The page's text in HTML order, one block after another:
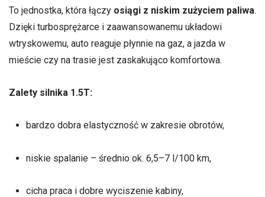
To jednostka, która łączy osiągi z niskim zużyciem paliwa.
Dzięki turbosprężarce i zaawansowanemu układowi
wtryskowemu, auto reaguje płynnie na gaz, a jazda w
mieście czy na trasie jest zaskakująco komfortowa.
Zalety silnika 1.5T:
bardzo dobra elastyczność w zakresie obrotów,
niskie spalanie – średnio ok. 6,5–7 l/100 km,
cicha praca i dobre wyciszenie kabiny,